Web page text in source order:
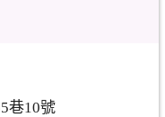
巷10號